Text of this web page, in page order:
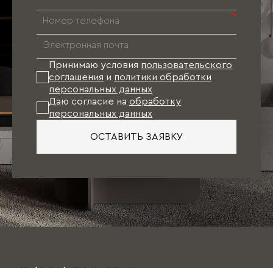
*
Принимаю условия пользовательского
соглашения и политики обработки
персональных данных
Даю согласие на обработку
персональных данных
ОСТАВИТЬ ЗАЯВКУ